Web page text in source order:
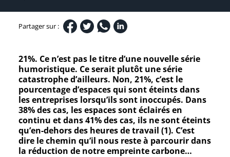
Partager sur :
21%. Ce n’est pas le titre d’une nouvelle série
humoristique. Ce serait plutôt une série
catastrophe d’ailleurs. Non, 21%, c’est le
pourcentage d’espaces qui sont éteints dans
les entreprises lorsqu’ils sont inoccupés. Dans
38% des cas, les espaces sont éclairés en
continu et dans 41% des cas, ils ne sont éteints
qu’en-dehors des heures de travail (1). C’est
dire le chemin qu’il nous reste à parcourir dans
la réduction de notre empreinte carbone…